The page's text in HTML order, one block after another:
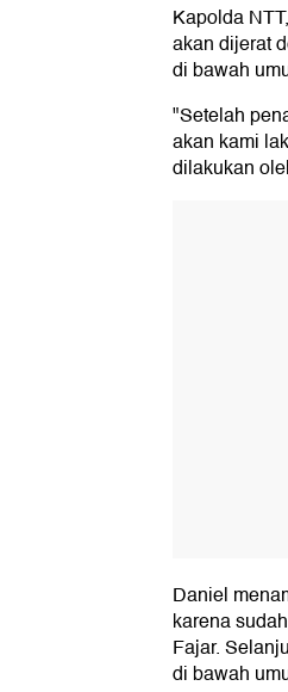
Kapolda
akan dijerat
di bawah
"Setelah
akan kami
dilakukan
Daniel
karena
Fajar.
di bawah